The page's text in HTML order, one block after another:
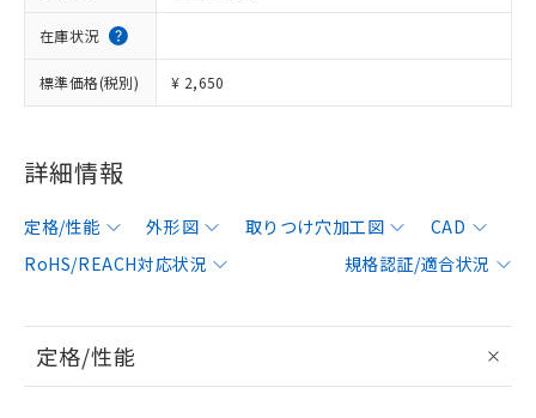
在庫状況
標準価格(税別) ¥ 2,650
詳細情報
定格/性能 外形図 取りつけ穴加工図
CAD
RoHS/REACH対応状況
規格認証/適合状況
定格/性能